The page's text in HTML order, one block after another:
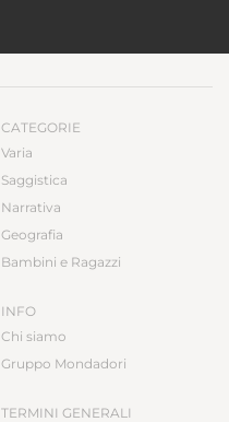
CATEGORIE
Varia
Saggistica
Narrativa
Geografia
Bambini e Ragazzi
INFO
Chi siamo
Gruppo Mondadori
TERMINI GENERALI